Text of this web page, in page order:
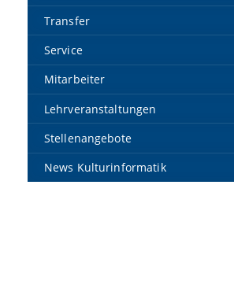
Transfer
Service
Mitarbeiter
Lehrveranstaltungen
Stellenangebote
News Kulturinformatik